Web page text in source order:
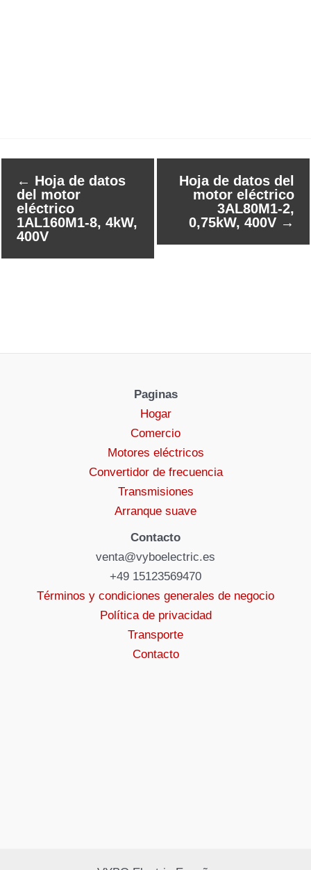
← Hoja de datos
del motor
eléctrico
1AL160M1-8, 4kW,
400V
Hoja de datos del
motor eléctrico
3AL80M1-2,
0,75kW, 400V →
Paginas
Hogar
Comercio
Motores eléctricos
Convertidor de frecuencia
Transmisiones
Arranque suave
Contacto
venta@vyboelectric.es
+49 15123569470
Términos y condiciones generales de negocio
Política de privacidad
Transporte
Contacto